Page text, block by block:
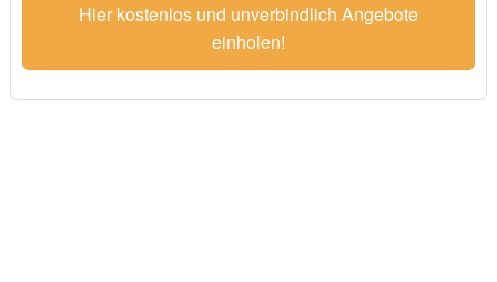
Hier kostenlos und unverbindlich Angebote
einholen!